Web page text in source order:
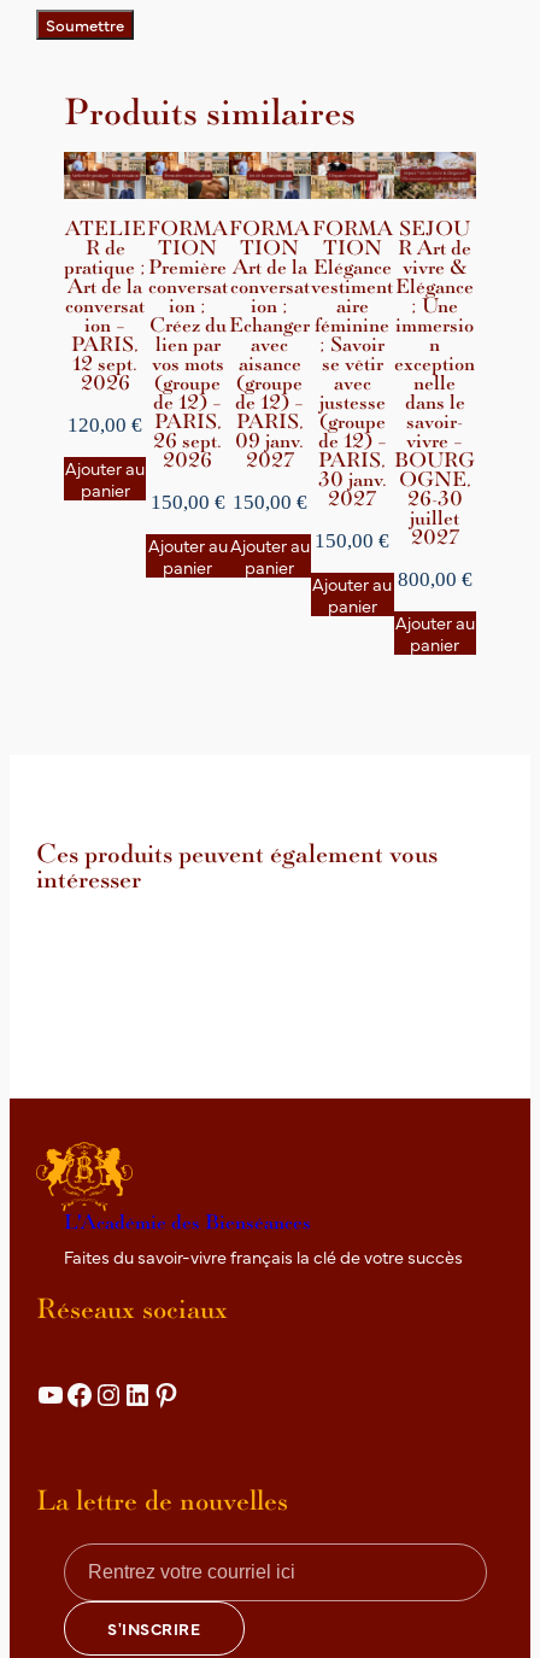
Produits similaires
ATELIE
R de
pratique ;
Art de la
conversat
ion –
PARIS,
12 sept.
2026
120,00€
Ajouter au
panier
FORMA
TION
Première
conversat
ion ;
Créez du
lien par
vos mots
(groupe
de 12) –
PARIS,
26 sept.
2026
150,00 €
Ajouter au
panier
FORMA
TION
Art de la
conversat
ion ;
Echanger
avec
aisance
(groupe
de 12) –
PARIS,
09 janv.
2027
150,00 €
Ajouter au
panier
FORMA
TION
Elégance
vestiment
aire
féminine
; Savoir
se vêtir
avec
justesse
(groupe
de 12) –
PARIS,
30 janv.
2027
150,00€
Ajouter au
panier
SEJOU
R Art de
vivre &
Elégance
; Une
immersio
n
exception
nelle
dans le
savoir-
vivre –
BOURG
OGNE,
26-30
juillet
2027
800,00 €
Ajouter au
panier
Ces produits peuvent également vous
intéresser
L'Académie des Bienséances
Faites du savoir-vivre français la clé de votre succès
Réseaux sociaux
YouTube Facebook Instagram LinkedIn Pinterest
La lettre de nouvelles